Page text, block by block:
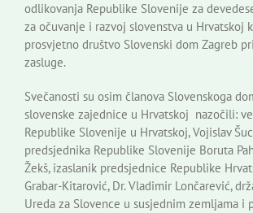
odlikovanja Republike Slovenije za
za očuvanje i razvoj slovenstva u Hrvatskoj
prosvjetno društvo Slovenski dom Zagreb
zasluge.
Svečanosti su osim članova Slovenskoga
slovenske zajednice u Hrvatskoj nazočili:
Republike Slovenije u Hrvatskoj, Vojislav
predsjednika Republike Slovenije Boruta
Žekš, izaslanik predsjednice Republike
Grabar-Kitarović, Dr. Vladimir Lončarević,
Ureda za Slovence u susjednim zemljama i